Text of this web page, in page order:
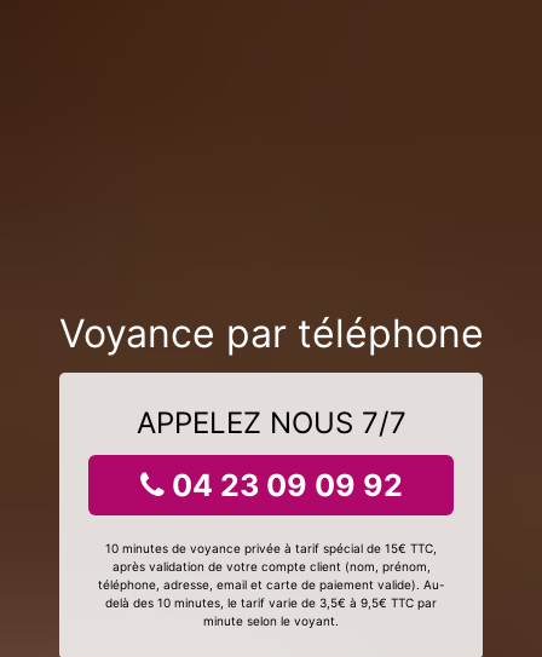
Voyance par téléphone
APPELEZ NOUS 7/7
04 23 09 09 92
10 minutes de voyance privée à tarif spécial de 15€ TTC,
après validation de votre compte client (nom, prénom,
téléphone, adresse, email et carte de paiement valide). Au-
delà des 10 minutes, le tarif varie de 3,5€ à 9,5€ TTC par
minute selon le voyant.